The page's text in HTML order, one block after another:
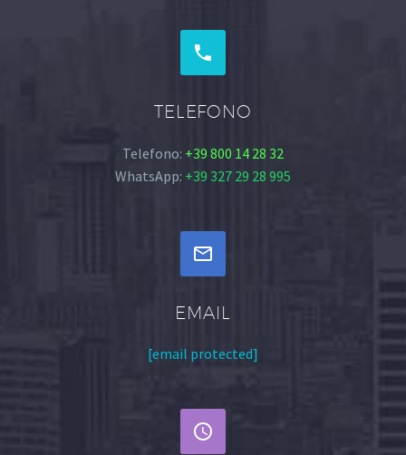


TELEFONO
Telefono: +39 800 14 28 32
WhatsApp: +39 327 29 28 995


EMAIL
[email protected]

